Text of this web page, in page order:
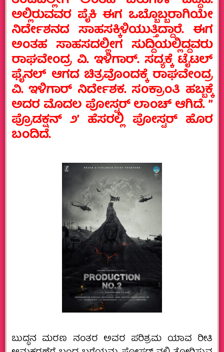
ಅಲ್ಲಿರುವವರ ಪೈಕಿ ಈಗ ಒಬ್ಬೊಬ್ಬರಾಗಿಯೇ
ನಿರ್ದೇಶನದ ಸಾಹಸಕ್ಕಿಳಿಯುತ್ತಿದ್ದಾರೆ. ಈಗ
ಅಂತಹ ಸಾಹಸದಲ್ಲೀಗ ಸುದ್ದಿಯಲ್ಲಿದ್ದವರು
ರಾಘವೇಂದ್ರ ವಿ. ಇಳಿಗಾರ್‌. ಸದ್ಯಕ್ಕೆ ಟೈಟಲ್‌
ಫೈನಲ್‌ ಆಗದ ಚಿತ್ರವೊಂದಕ್ಕೆ ರಾಘವೇಂದ್ರ
ವಿ. ಇಳಿಗಾರ್‌ ನಿರ್ದೇಶಕ. ಸಂಕ್ರಾಂತಿ ಹಬ್ಬಕ್ಕೆ
ಅದರ ಮೊದಲ ಪೋಸ್ಟರ್‌ ಲಾಂಚ್‌ ಆಗಿದೆ. ”
ಪ್ರೊಡಕ್ಷನ್‌ ೨ʼ ಹೆಸರಲ್ಲಿ ಪೋಸ್ಟರ್‌ ಹೊರ
ಬಂದಿದೆ.
ಬುದ್ಧನ ಮರಣ ನಂತರ ಅವರ ಪರಿಶ್ರಮ ಯಾವ ರೀತಿ